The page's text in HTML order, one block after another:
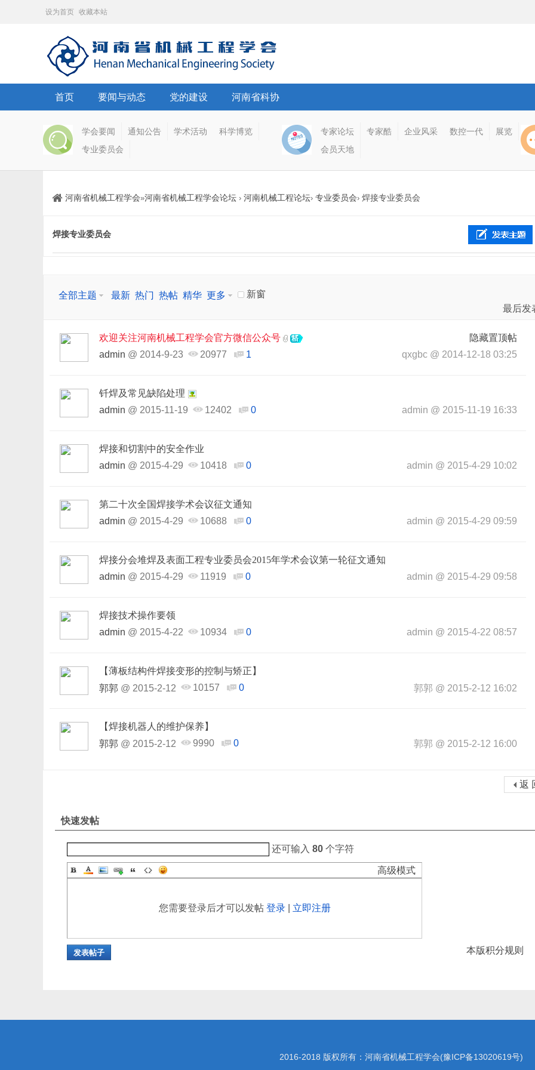
设为首页 收藏本站
首页 要闻与动态 党的建设 河南省科协
学会要闻 通知公告 学术活动
科学博览
专业委员会
专家论坛 专家酷 企业风采 数控一代
展览
会员天地
河南省机械工程学会»河南省机械工程学会论坛 › 河南机械工程论坛› 专业委员会› 焊接专业委员会
焊接专业委员会
新窗
全部主题 最新 热门 热帖 精华 更多
最后发
隐藏置顶帖
欢迎关注河南机械工程学会官方微信公众号
admin @ 2014-9-23 20977 1 qxgbc @ 2014-12-18 03:25
钎焊及常见缺陷处理
admin @ 2015-11-19 12402 0 admin @ 2015-11-19 16:33
焊接和切割中的安全作业
admin @ 2015-4-29 10418 0 admin @ 2015-4-29 10:02
第二十次全国焊接学术会议征文通知
admin @ 2015-4-29 10688 0 admin @ 2015-4-29 09:59
焊接分会堆焊及表面工程专业委员会2015年学术会议第一轮征文通知
admin @ 2015-4-29 11919 0 admin @ 2015-4-29 09:58
焊接技术操作要领
admin @ 2015-4-22 10934 0 admin @ 2015-4-22 08:57
【薄板结构件焊接变形的控制与矫正】
郭郭 @ 2015-2-12 10157 0 郭郭 @ 2015-2-12 16:02
【焊接机器人的维护保养】
郭郭 @ 2015-2-12 9990 0 郭郭 @ 2015-2-12 16:00
返
快速发帖
还可输入80 个字符
高级模式
您需要登录后才可以发帖 登录| 立即注册
本版积分规则
发表帖子
2016-2018 版权所有：河南省机械工程学会(豫ICP备13020619号)